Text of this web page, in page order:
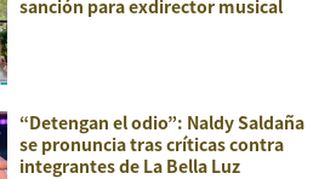
sanción para exdirector musical
“Detengan el odio”: Naldy Saldaña
se pronuncia tras críticas contra
integrantes de La Bella Luz